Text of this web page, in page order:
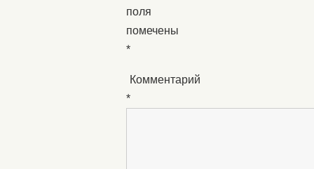
поля
помечены
*
Комментарий
*